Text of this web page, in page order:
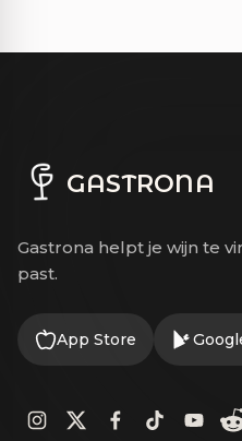
GASTRONA
Gastrona helpt je wijn te
past.
App Store